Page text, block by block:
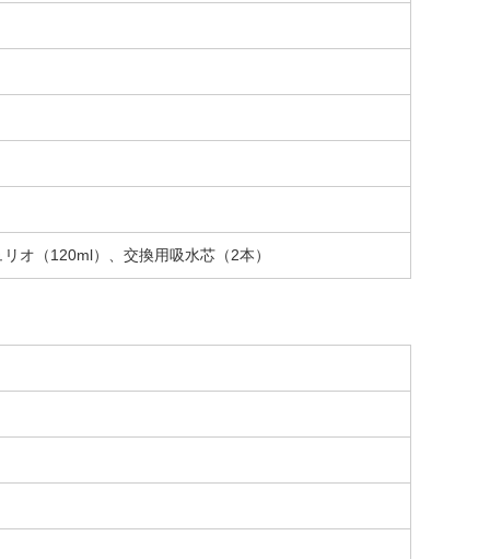
オ（120ml）、交換用吸水芯（2本）